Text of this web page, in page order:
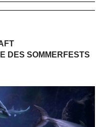
DES SOMMERFESTS